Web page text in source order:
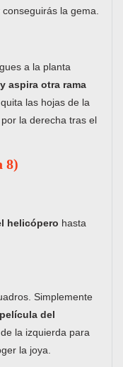
la gema.
a la planta
aspira otra rama
las hojas de la
la derecha tras el
8)
helicópero hasta
Simplemente
del
la izquierda para
la joya.